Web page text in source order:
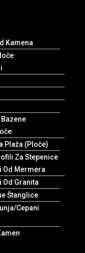
Kamena
Plaža (Ploče)
Za Stepenice
Od Mermera
Od Granita
Štanglice
cepani